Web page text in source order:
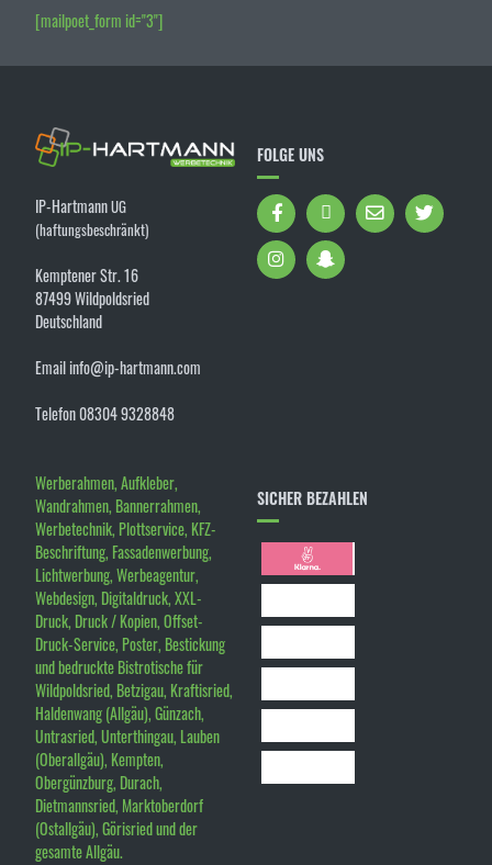
[mailpoet_form id="3"]
IP-HartmannUG
(haftungsbeschränkt)
Kemptener Str. 16
87499 Wildpoldsried
Deutschland
Email info@ip-hartmann.com
Telefon 08304 9328848
FOLGE UNS
Werberahmen, Aufkleber,
Wandrahmen, Bannerrahmen,
Werbetechnik, Plottservice, KFZ-
Beschriftung, Fassadenwerbung,
Lichtwerbung, Werbeagentur,
Webdesign, Digitaldruck, XXL-
Druck, Druck / Kopien, Offset-
Druck-Service, Poster, Bestickung
und bedruckte Bistrotische für
Wildpoldsried, Betzigau, Kraftisried,
Haldenwang (Allgäu), Günzach,
Untrasried, Unterthingau, Lauben
(Oberallgäu), Kempten,
Obergünzburg, Durach,
Dietmannsried, Marktoberdorf
(Ostallgäu), Görisried und der
gesamte Allgäu.
SICHER BEZAHLEN